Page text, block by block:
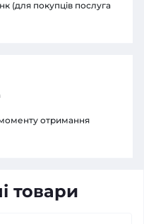
товари
(для покупців послуга
отримання